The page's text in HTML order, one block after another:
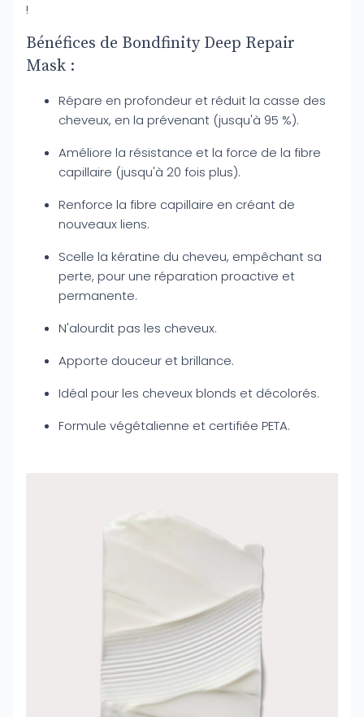
!
Bénéfices de Bondfinity Deep Repair
Mask :
Répare en profondeur et réduit la casse des
cheveux, en la prévenant (jusqu'à 95 %).
Améliore la résistance et la force de la fibre
capillaire (jusqu'à 20 fois plus).
Renforce la fibre capillaire en créant de
nouveaux liens.
Scelle la kératine du cheveu, empêchant sa
perte, pour une réparation proactive et
permanente.
N'alourdit pas les cheveux.
Apporte douceur et brillance.
Idéal pour les cheveux blonds et décolorés.
Formule végétalienne et certifiée PETA.